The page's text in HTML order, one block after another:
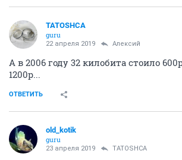
TATOSHCA
guru
22 апреля 2019 Алексий
А в 2006 году 32 килобита стоило
1200р...
ОТВЕТИТЬ
old_kotik
guru
23 апреля 2019 TATOSHCA